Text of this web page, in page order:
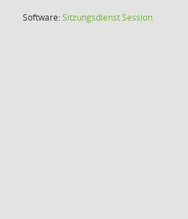
Software:SitzungsdienstSession(Wird in